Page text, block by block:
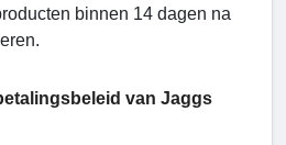
binnen 14 dagen na
van Jaggs